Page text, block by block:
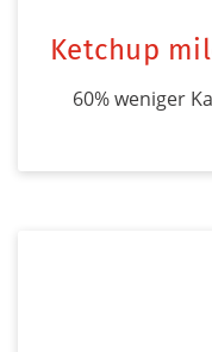
Ketchup
60% weniger